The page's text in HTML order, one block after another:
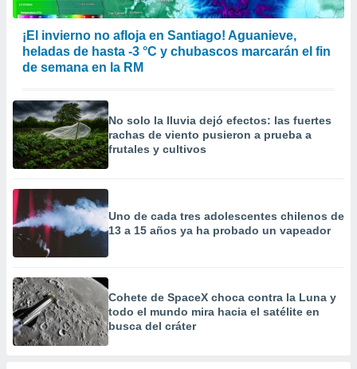
¡El invierno no afloja en Santiago! Aguanieve,
heladas de hasta -3 °C y chubascos marcarán el fin
de semana en la RM
No solo la lluvia dejó efectos: las fuertes
rachas de viento pusieron a prueba a
frutales y cultivos
Uno de cada tres adolescentes chilenos de
13 a 15 años ya ha probado un vapeador
Cohete de SpaceX choca contra la Luna y
todo el mundo mira hacia el satélite en
busca del cráter